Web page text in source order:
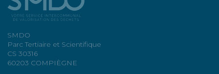
SMDO
Parc Tertiaire et Scientifique
CS 30316
60203 COMPIÈGNE